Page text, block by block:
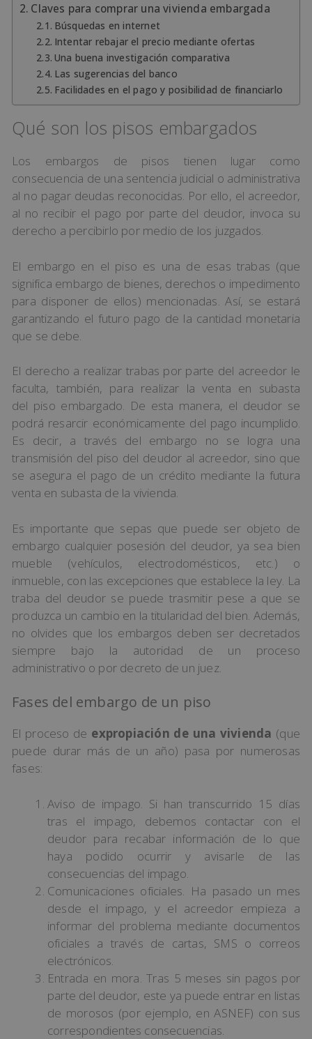
Claves para comprar una vivienda embargada
Búsquedas en internet
Intentar rebajar el precio mediante ofertas
Una buena investigación comparativa
Las sugerencias del banco
Facilidades en el pago y posibilidad de financiarlo
Qué son los pisos embargados
Los embargos de pisos tienen lugar como
consecuencia de una sentencia judicial o administrativa
al no pagar deudas reconocidas. Por ello, el acreedor,
al no recibir el pago por parte del deudor, invoca su
derecho a percibirlo por medio de los juzgados.
El embargo en el piso es una de esas trabas (que
significa embargo de bienes, derechos o impedimento
para disponer de ellos) mencionadas. Así, se estará
garantizando el futuro pago de la cantidad monetaria
que se debe.
El derecho a realizar trabas por parte del acreedor le
faculta, también, para realizar la venta en subasta
del piso embargado. De esta manera, el deudor se
podrá resarcir económicamente del pago incumplido.
Es decir, a través del embargo no se logra una
transmisión del piso del deudor al acreedor, sino que
se asegura el pago de un crédito mediante la futura
venta en subasta de la vivienda.
Es importante que sepas que puede ser objeto de
embargo cualquier posesión del deudor, ya sea bien
mueble (vehículos, electrodomésticos, etc.) o
inmueble, con las excepciones que establece la ley. La
traba del deudor se puede trasmitir pese a que se
produzca un cambio en la titularidad del bien. Además,
no olvides que los embargos deben ser decretados
siempre bajo la autoridad de un proceso
administrativo o por decreto de un juez.
Fases del embargo de un piso
El proceso de expropiación de una vivienda (que
puede durar más de un año) pasa por numerosas
fases:
Aviso de impago. Si han transcurrido 15 días
tras el impago, debemos contactar con el
deudor para recabar información de lo que
haya podido ocurrir y avisarle de las
consecuencias del impago.
Comunicaciones oficiales. Ha pasado un mes
desde el impago, y el acreedor empieza a
informar del problema mediante documentos
oficiales a través de cartas, SMS o correos
electrónicos.
Entrada en mora. Tras 5 meses sin pagos por
parte del deudor, este ya puede entrar en listas
de morosos (por ejemplo, en ASNEF) con sus
correspondientes consecuencias.